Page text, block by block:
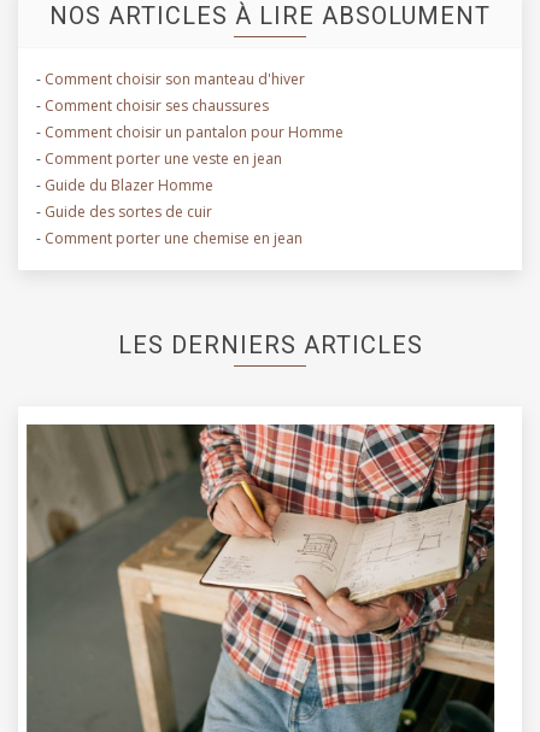
NOS ARTICLES À LIRE ABSOLUMENT
- Comment choisir son manteau d'hiver
- Comment choisir ses chaussures
- Comment choisir un pantalon pour Homme
- Comment porter une veste en jean
- Guide du Blazer Homme
- Guide des sortes de cuir
- Comment porter une chemise en jean
LES DERNIERS ARTICLES